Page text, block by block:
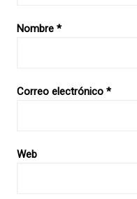
Nombre *
Correo electrónico *
Web